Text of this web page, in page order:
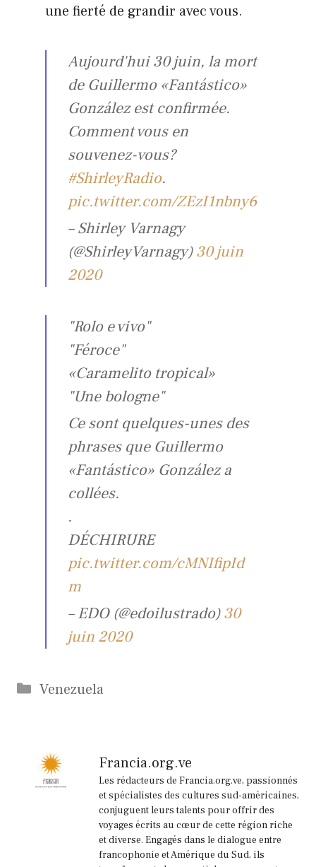
une fierté de grandir avec vous.
Aujourd'hui 30 juin, la mort
de Guillermo «Fantástico»
González est confirmée.
Comment vous en
souvenez-vous?
#ShirleyRadio.
pic.twitter.com/ZEzI1nbny6
– Shirley Varnagy
(@ShirleyVarnagy)30 juin
2020
"Rolo e vivo"
"Féroce"
«Caramelito tropical»
"Une bologne"
Ce sont quelques-unes des
phrases que Guillermo
«Fantástico» González a
collées.
.
DÉCHIRURE
pic.twitter.com/cMNIfipId
m
– EDO (@edoilustrado)30
juin 2020
Catégories
Venezuela
Francia.org.ve
Les rédacteurs de Francia.org.ve, passionnés
et spécialistes des cultures sud-américaines,
conjuguent leurs talents pour offrir des
voyages écrits au cœur de cette région riche
et diverse. Engagés dans le dialogue entre
francophonie et Amérique du Sud, ils